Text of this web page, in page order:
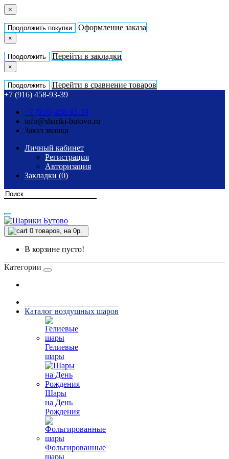
×
Продолжить покупки Оформление заказа
×
Продолжить Перейти в закладки
×
Продолжить
Перейти в сравнение товаров
+7 (916) 458-93-39
+7 (916) 458-93-39
info@shariki-butovo.ru
Заказ звонка
Личный кабинет
Регистрация
Авторизация
Закладки (0)
0 товаров, на 0р.
В корзине пусто!
Категории
Каталог воздушных шаров
Гелиевые
шары
Шары
на День
Рождения
Фольгированные
шары